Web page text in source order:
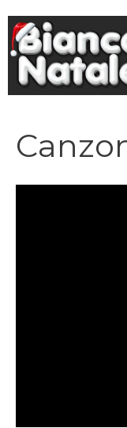
contenuto